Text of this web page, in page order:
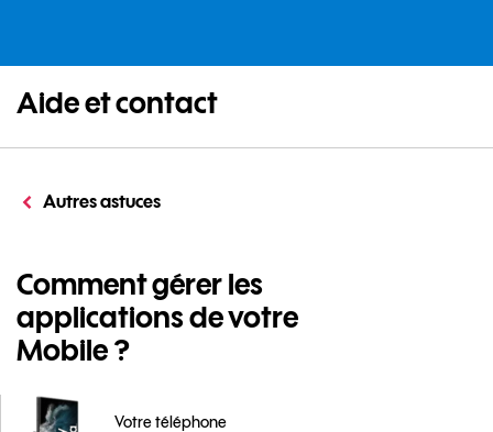
Aide et contact
Autres astuces
Comment gérer les
applications de votre
Mobile ?
Votre téléphone